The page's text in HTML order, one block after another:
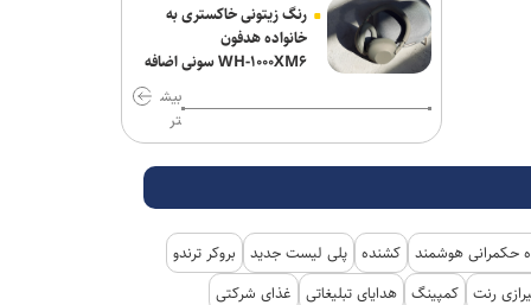
رنگ زیتونی خاکستری به
خانواده هدفون
WH-۱۰۰۰XM۶ سونی اضافه
بیش
تر
حکمرانی هوشمند کشنده پلی لیست جدید
بروکر ترندو
رنت کمپینگ هدایای تبلیغاتی غذای شرکتی